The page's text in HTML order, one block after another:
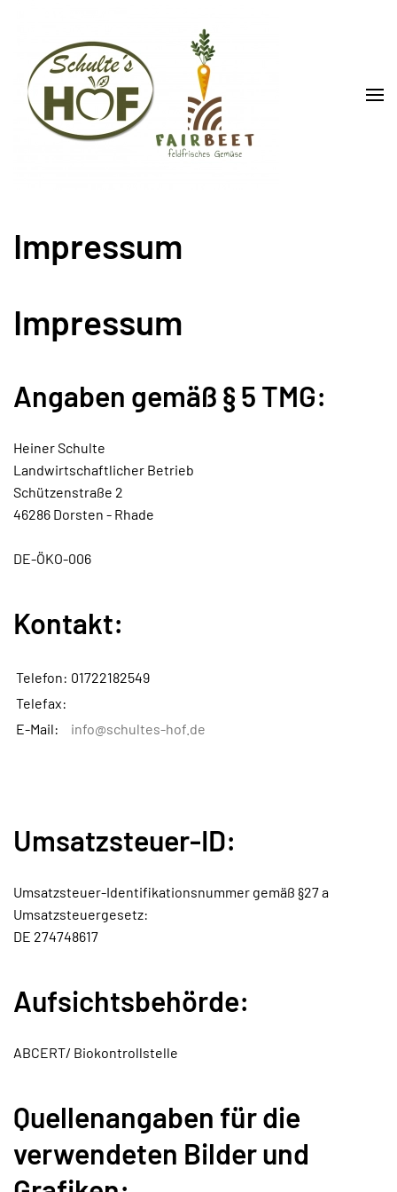
Skip to main content
Impressum
Impressum
Angaben gemäß § 5 TMG:
Heiner Schulte
Landwirtschaftlicher Betrieb
Schützenstraße 2
46286 Dorsten - Rhade
DE-ÖKO-006
Kontakt:
Telefon: 01722182549
Telefax:
E-Mail:
info@schultes-hof.de
Umsatzsteuer-ID:
Umsatzsteuer-Identifikationsnummer gemäß §27 a
Umsatzsteuergesetz:
DE 274748617
Aufsichtsbehörde:
ABCERT/ Biokontrollstelle
Quellenangaben für die
verwendeten Bilder und